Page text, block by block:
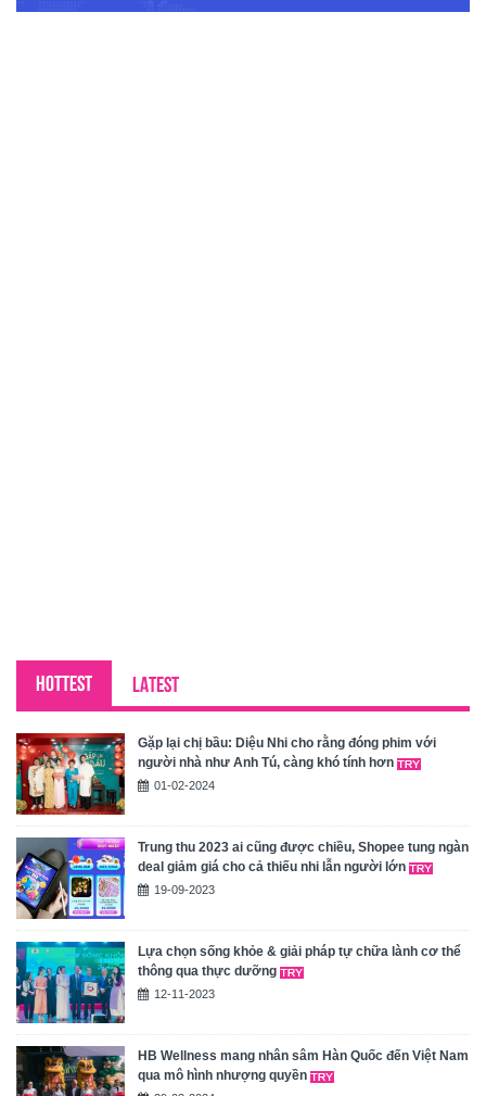
HOTTEST LATEST
Gặp lại chị bầu: Diệu Nhi cho rằng đóng phim với
người nhà như Anh Tú, càng khó tính hơn
01-02-2024
Trung thu 2023 ai cũng được chiều, Shopee tung ngàn
deal giảm giá cho cả thiếu nhi lẫn người lớn
19-09-2023
Lựa chọn sống khỏe & giải pháp tự chữa lành cơ thể
thông qua thực dưỡng
12-11-2023
HB Wellness mang nhân sâm Hàn Quốc đến Việt Nam
qua mô hình nhượng quyền